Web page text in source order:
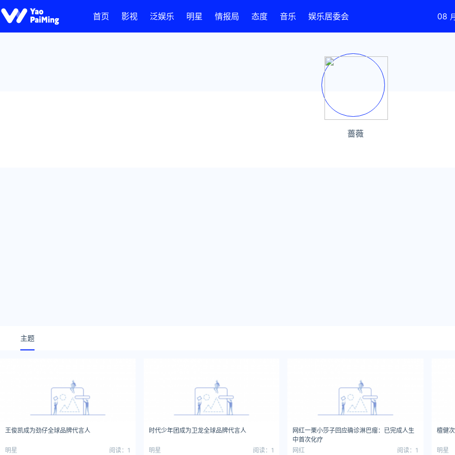
首页 影视 泛娱乐 明星 情报局 态度 音乐 娱乐居委会 08
蔷薇
主题
王俊凯成为劲仔全球品牌代言人
明星 阅读：1
时代少年团成为卫龙全球品牌代言人
明星 阅读：1
网红一栗小莎子回应确诊淋巴瘤：已完成人生
中首次化疗
网红
阅读：1
檀健
明星